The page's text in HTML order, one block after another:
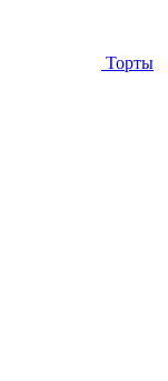
Торты